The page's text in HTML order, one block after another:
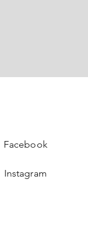
Facebook
Instagram